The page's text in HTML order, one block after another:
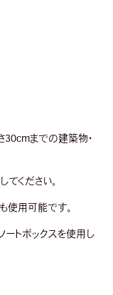
までの建築物・
ください。
使用可能です。
トボックスを使用し